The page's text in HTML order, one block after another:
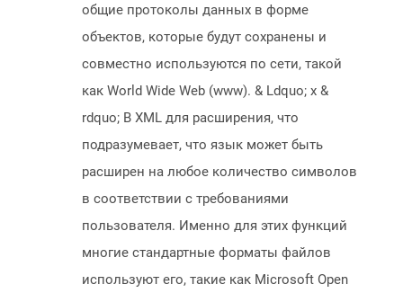
общие протоколы данных в форме
объектов, которые будут сохранены и
совместно используются по сети, такой
как World Wide Web (www). & Ldquo; x &
rdquo; В XML для расширения, что
подразумевает, что язык может быть
расширен на любое количество символов
в соответствии с требованиями
пользователя. Именно для этих функций
многие стандартные форматы файлов
используют его, такие как Microsoft Open